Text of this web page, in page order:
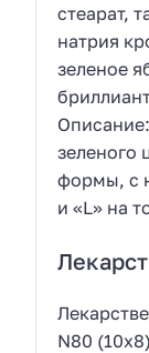
стеарат,
натрия
зеленое
зеленого
формы, с
и «L» на
N80